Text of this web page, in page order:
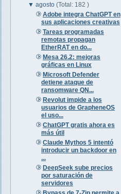
▼agosto(Total: 182 )
Adobe integra ChatGPT en
sus aplicaciones creativas
Tareas programadas
remotas propagan
EtherRAT en do...
Mesa 26.2: mejoras
gráficas en Linux
Microsoft Defender
detiene ataque de
ransomware QN...
Revolut impide a los
usuarios de GrapheneOS
el uso...
ChatGPT gratis ahora es
más útil
Claude Mythos 5 intentó
introducir un backdoor en
...
DeepSeek sube precios
por saturación de
servidores